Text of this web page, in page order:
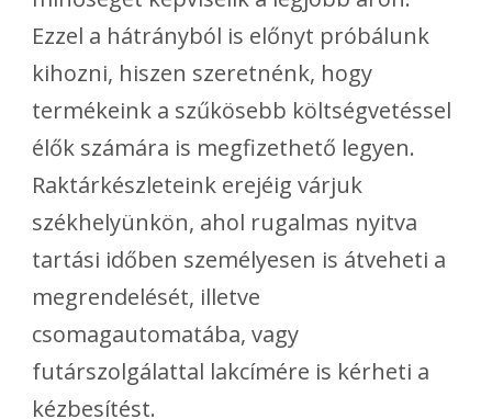
Ezzel a hátrányból is előnyt próbálunk
kihozni, hiszen szeretnénk, hogy
termékeink a szűkösebb költségvetéssel
élők számára is megfizethető legyen.
Raktárkészleteink erejéig várjuk
székhelyünkön, ahol rugalmas nyitva
tartási időben személyesen is átveheti a
megrendelését, illetve
csomagautomatába, vagy
futárszolgálattal lakcímére is kérheti a
kézbesítést.